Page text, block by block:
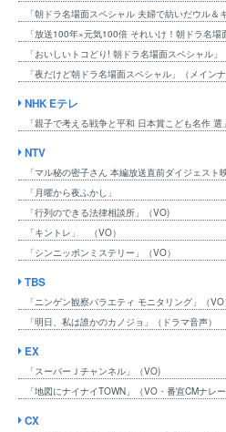
「朝ドラ名場面スペシャル 夫婦で紡いだウル＆
「放送100年×元気100倍 それいけ！朝ドラ名場
「おいしいトコどり! 朝ドラ名場面スペシャル」
「夜だけど朝ドラ名場面スペシャル」（メインナ
NHK Eテレ
「親子で考える戦争と平和 日本賞こども名作 選
NTV
「マル秘の密子さん 本編放送直前ダイジェスト
「月曜から夜ふかし」
「行列のできる法律相談所」（VO)
「キントレ」 （VO）
「シンニッポンミステリー」（VO）
TBS
「ニンゲン観察バラエティ モニタリング」（VO
「明日、私は誰かのカノジョ」（ドラマ音声）
EX
「スーパーＪチャンネル」（VO)
「地図にナイナイTOWN」（VO・番宣CMナレー
CX